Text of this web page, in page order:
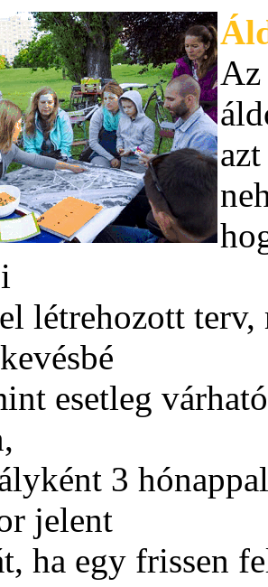
Az
azt
létrehozott
esetleg
3
jelent
ha egy frissen